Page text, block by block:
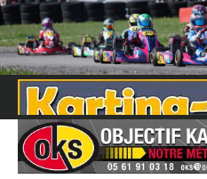
Skip
to
content